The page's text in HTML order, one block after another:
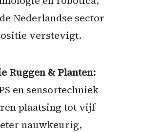
Nederlandse sector
verstevigt.
Ruggen & Planten:
en sensortechniek
plaatsing tot vijf
nauwkeurig,